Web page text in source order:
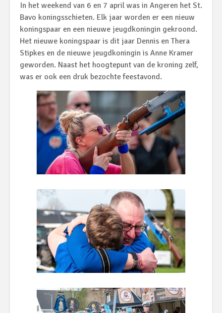
In het weekend van 6 en 7 april was in Angeren het St.
Bavo koningsschieten. Elk jaar worden er een nieuw
koningspaar en een nieuwe jeugdkoningin gekroond.
Het nieuwe koningspaar is dit jaar Dennis en Thera
Stipkes en de nieuwe jeugdkoningin is Anne Kramer
geworden. Naast het hoogtepunt van de kroning zelf,
was er ook een druk bezochte feestavond.